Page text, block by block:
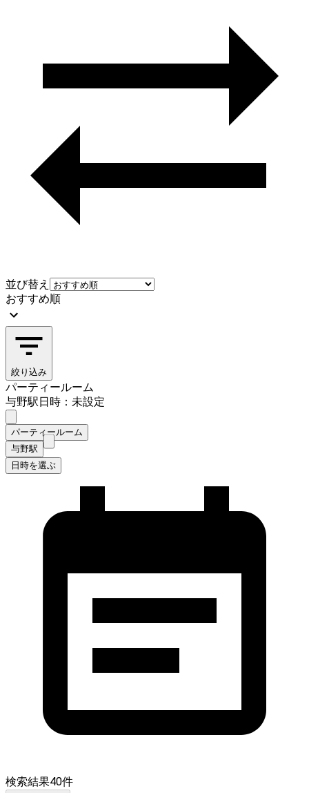
並び替え
おすすめ順
絞り込み
パーティールーム
与野駅日時：未設定
パーティールーム
与野駅
日時を選ぶ
検索結果40件